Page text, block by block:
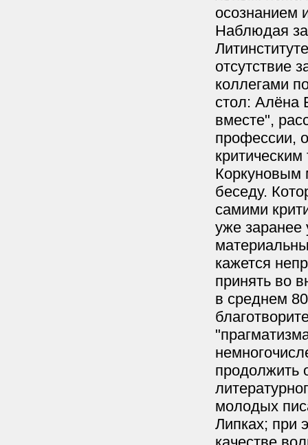
осознанием
Наблюдая
отсутствие
коллегами
стол: Алёна
вместе",
профессии,
Коркуновым
беседу.
самими
уже заранее
кажется
принять во
в среднем
продолжить
молодых
Липках; при